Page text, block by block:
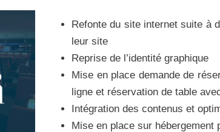
Refonte du site internet suite à
leur site
Reprise de l’identité graphique
Mise en place demande de
ligne et réservation de table
Intégration des contenus et
Mise en place sur hébergement